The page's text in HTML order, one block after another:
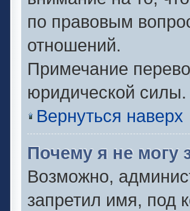
по правовым
отношений.
Примечание
юридической силы.
Вернуться наверх
Почему я не могу
Возможно,
запретил имя, под